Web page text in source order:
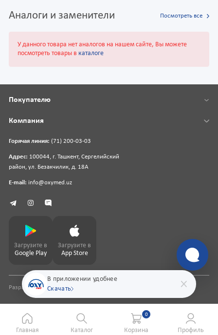
Аналоги и заменители Посмотреть все
У данного товара нет аналогов на нашем сайте, Вы можете
посмотреть товары в каталоге
В приложении удобнее
Скачать
Горячая линия: (71) 200-03-03
Адрес: 100044, г. Ташкент, Сергелийский
район, ул. Безакчилик, д. 18А
E-mail: info@oxymed.uz
Покупателю
Компания
Загрузите в
Google Play
Загрузите в
App Store
Разработка сайтаpharmit.uz
Главная Каталог
0
Корзина Профиль